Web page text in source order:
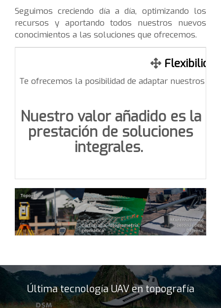
Seguimos creciendo día a día, optimizando los
recursos y aportando todos nuestros nuevos
conocimientos a las soluciones que ofrecemos.
Flexibilidad
Te ofrecemos la posibilidad de adaptar nuestros
Nuestro valor añadido es la
prestación de soluciones
integrales.
Última tecnología UAV en topografía